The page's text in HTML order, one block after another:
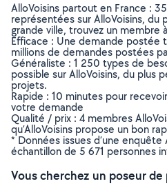
AlloVoisins partout en France :
représentées sur AlloVoisins, du
grande ville, trouvez un membre
Efficace : Une demande postée
millions de demandes postées
Généraliste : 1 250 types de
possible sur AlloVoisins, du plus
projets.
Rapide : 10 minutes pour
votre demande
Qualité / prix : 4 membres
qu’AlloVoisins propose un bon
* Données issues d’une enquête
échantillon de 5 671 personnes
Vous cherchez un poseur